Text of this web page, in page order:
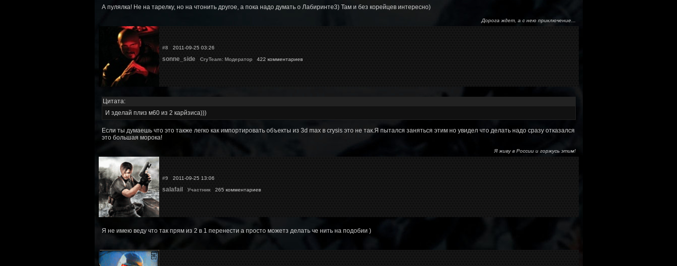
А пулялка! Не на тарелку, но на чтонить другое, а пока надо думать о Лабиринте3) Там и без корейцев интересно)
Дорога ждет, а с нею приключение...
#8 2011-09-25 03:26
sonne_side CryTeam: Модератор422 комментариев
Цитата:
И зделай плиз м60 из 2 карйзиса)))
Если ты думаешь что это также легко как импортировать объекты из 3d max в crysis это не так.Я пытался заняться этим но увидел что делать надо сразу отказался
это большая морока!
Я живу в России и горжусь этим!
#9 2011-09-25 13:06
salafail Участник265 комментариев
Я не имею веду что так прям из 2 в 1 перенести а просто можетз делать че нить на подобии )